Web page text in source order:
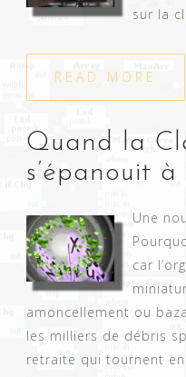
sur la
READ MORE
Quand la
s’épanouit
Une
car
amoncellement ou
les milliers de débris
retraite qui tournent